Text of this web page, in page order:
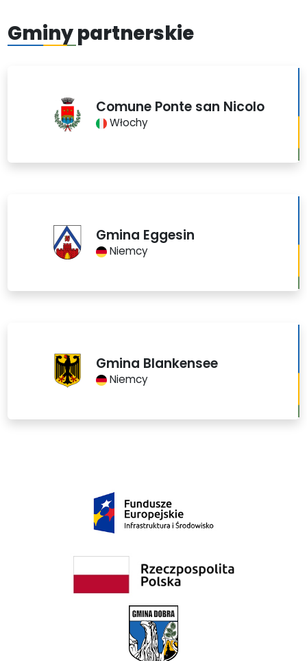
Gminy partnerskie
Comune Ponte san Nicolo
Włochy
Gmina Eggesin
Niemcy
Gmina Blankensee
Niemcy